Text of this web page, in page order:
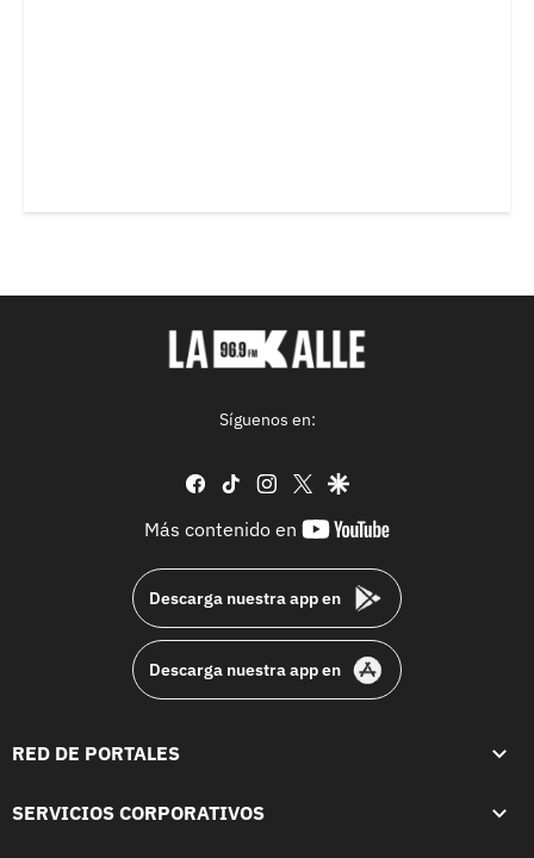
Síguenos en:
facebook
tiktok instagram
twittergoogle
Más contenido en
youtube-
Descarga nuestra app en
Descarga nuestra app en
RED DE PORTALES
SERVICIOS CORPORATIVOS